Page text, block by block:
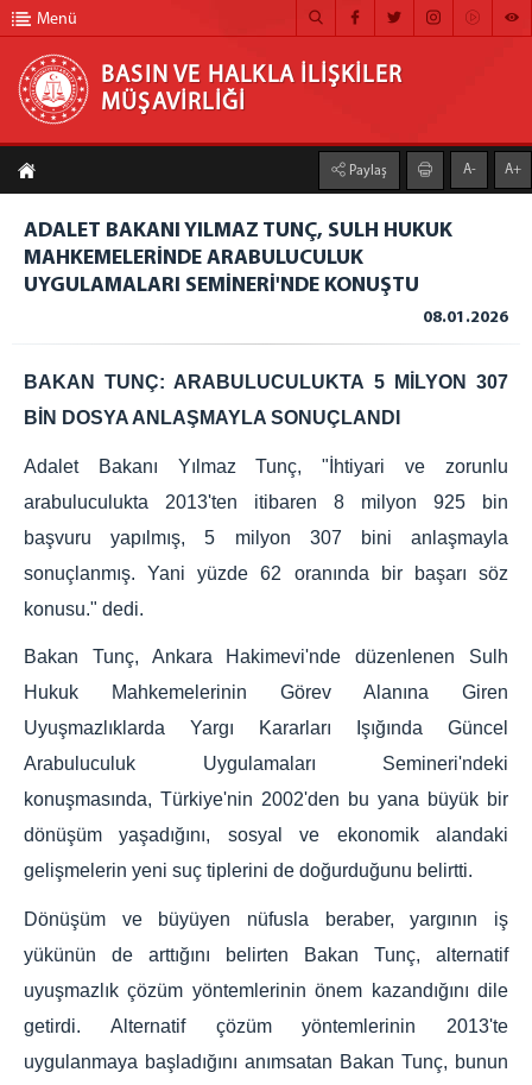
BASIN VE HALKLA İLİŞKİLER MÜŞAVİRLİĞİ
ANA SAYFA
MÜŞAVİRLİĞİMİZ
HABER ARŞİVİ
GÖRÜNTÜLÜ HABER
BÜLTEN
İLETİŞİM
Menü
BASIN VE HALKLA İLİŞKİLER
MÜŞAVİRLİĞİ
Paylaş A- A+
ADALET BAKANI YILMAZ TUNÇ, SULH HUKUK
MAHKEMELERİNDE ARABULUCULUK
UYGULAMALARI SEMİNERİ'NDE KONUŞTU
08.01.2026
BAKAN TUNÇ: ARABULUCULUKTA 5 MİLYON 307
BİN DOSYA ANLAŞMAYLA SONUÇLANDI
Adalet Bakanı Yılmaz Tunç, "İhtiyari ve zorunlu
arabuluculukta 2013'ten itibaren 8 milyon 925 bin
başvuru yapılmış, 5 milyon 307 bini anlaşmayla
sonuçlanmış. Yani yüzde 62 oranında bir başarı söz
konusu." dedi.
Bakan Tunç, Ankara Hakimevi'nde düzenlenen Sulh
Hukuk Mahkemelerinin Görev Alanına Giren
Uyuşmazlıklarda Yargı Kararları Işığında Güncel
Arabuluculuk Uygulamaları Semineri'ndeki
konuşmasında, Türkiye'nin 2002'den bu yana büyük bir
dönüşüm yaşadığını, sosyal ve ekonomik alandaki
gelişmelerin yeni suç tiplerini de doğurduğunu belirtti.
Dönüşüm ve büyüyen nüfusla beraber, yargının iş
yükünün de arttığını belirten Bakan Tunç, alternatif
uyuşmazlık çözüm yöntemlerinin önem kazandığını dile
getirdi. Alternatif çözüm yöntemlerinin 2013'te
uygulanmaya başladığını anımsatan Bakan Tunç, bunun